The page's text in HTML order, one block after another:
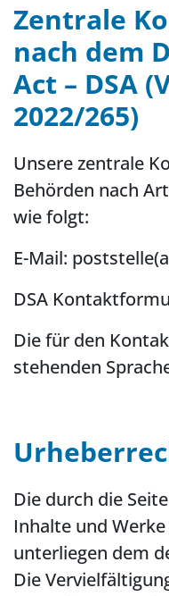
Zentrale
nach dem
Act – DSA
2022/265)
Unsere zentrale
Behörden nach
wie folgt:
E-Mail:
DSA
Die für den
stehenden
Die durch die
Inhalte und
unterliegen dem
Die